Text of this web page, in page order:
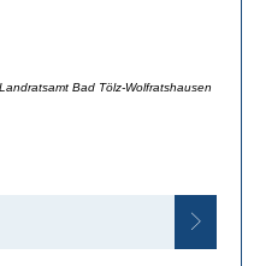
Bad Tölz-Wolfratshausen